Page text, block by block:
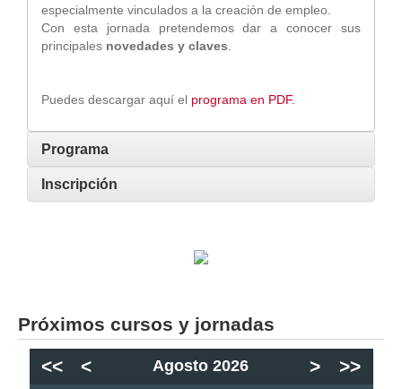
especialmente vinculados a la creación de empleo.
Con esta jornada pretendemos dar a conocer sus
principales novedades y claves
Puedes descargar aquí el programa en PDF.
Programa
Inscripción
Próximos cursos y jornadas
<< < Agosto 2026 > >>